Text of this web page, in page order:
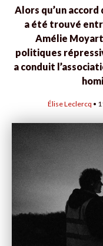
Alors qu’un accord
a été trouvé
Amélie
politiques
a conduit
Élise Leclercq •